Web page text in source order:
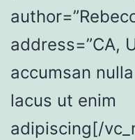
address=”CA,
accumsan
lacus ut enim
adipiscing[/